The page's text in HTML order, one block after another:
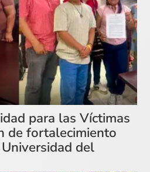
para las Víctimas
de fortalecimiento
del